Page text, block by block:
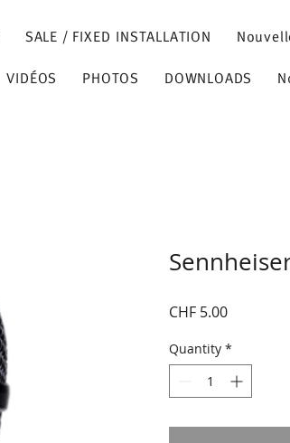
SALE / FIXED INSTALLATION
VIDÉOS PHOTOS DOWNLOADS
CHF 5.00Price
Quantity *